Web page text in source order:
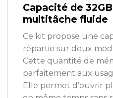
Capacité de
multitâche fluide
Ce kit propose une
répartie sur deux
Cette quantité de
parfaitement aux
Elle permet d’ouvrir